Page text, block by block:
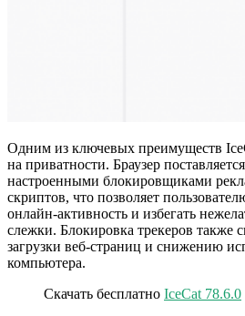
Одним из ключевых преимуществ
на приватности. Браузер
настроенными блокировщиками
скриптов, что позволяет
онлайн-активность и избегать
слежки. Блокировка трекеров также
загрузки веб-страниц и снижению
компьютера.
Скачать бесплатно IceCat 78.6.0